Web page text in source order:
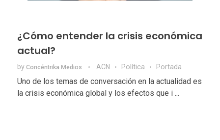
¿Cómo entender la crisis económica
actual?
by Concéntrika Medios ACN Política Portada
Uno de los temas de conversación en la actualidad es
la crisis económica global y los efectos que i ...